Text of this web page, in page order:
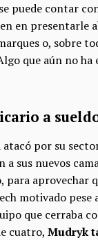
puede contar
en presentarle
o, sobre
que aún no ha
a
atacó por su
sus nuevos
para aprovechar
motivado pese
que cerraba
cuatro, Mudryk